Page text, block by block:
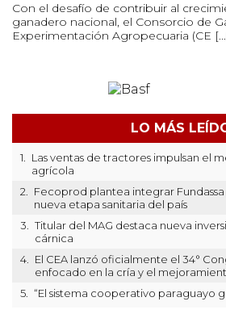
Con el desafío de contribuir al
ganadero nacional, el Consorcio de
Experimentación Agropecuaria (CE
LO MÁS
1.
Las ventas de tractores impulsan el
agrícola
2.
Fecoprod plantea integrar
nueva etapa sanitaria del país
3.
Titular del MAG destaca nueva
cárnica
4.
El CEA lanzó oficialmente el 34°
enfocado en la cría y el
5.
“El sistema cooperativo paraguayo